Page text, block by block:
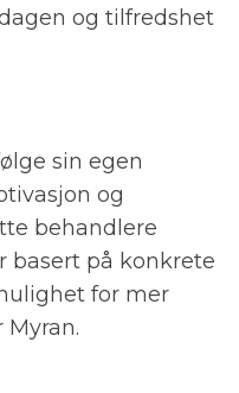
og tilfredshet
sin egen
og
behandlere
basert på konkrete
for mer
Myran.